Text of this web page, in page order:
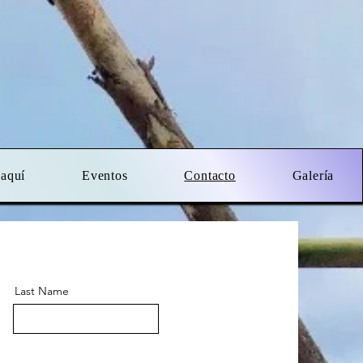
Eventos Contacto Galería
Last Name